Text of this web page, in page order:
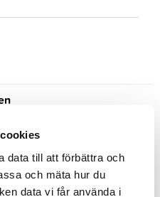
data till att förbättra och
och mäta hur du
data vi får använda i